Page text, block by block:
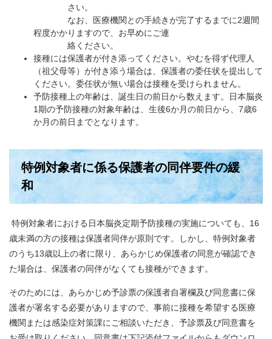
さい。
なお、医療機関との手続きが完了するまでに2週間
程度かかりますので、お早めにご連
絡ください。
接種には保護者が付き添ってください。やむを得ず代理人
（祖父母等）が付き添う場合は、保護者の委任状を提出して
ください。委任状が無い場合は接種を受けられません。
予防接種上の年齢は、誕生日の前日から数えます。日本脳炎
1期の予防接種の対象年齢は、生後6か月の前日から、7歳6
か月の前日までとなります。
特例対象者に係る保護者の同伴要件の緩
和
特例対象者における日本脳炎定期予防接種の実施についても、16
歳未満の方の接種は保護者同伴が原則です。しかし、特例対象者
のうち13歳以上の者に限り、あらかじめ保護者の同意が確認でき
た場合は、保護者の同伴がなくても接種ができます。
そのためには、あらかじめ予診票の保護者自署欄及び同意書に保
護者が署名する必要がありますので、事前に接種を希望する医療
機関または感染症対策課にご相談いただき、予診票及び同意書を